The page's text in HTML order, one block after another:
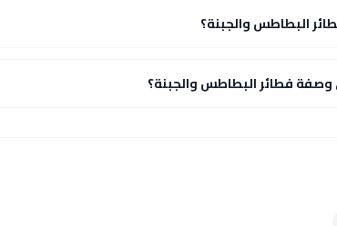
البطاطس والجبنة؟
فطائر البطاطس والجبنة؟